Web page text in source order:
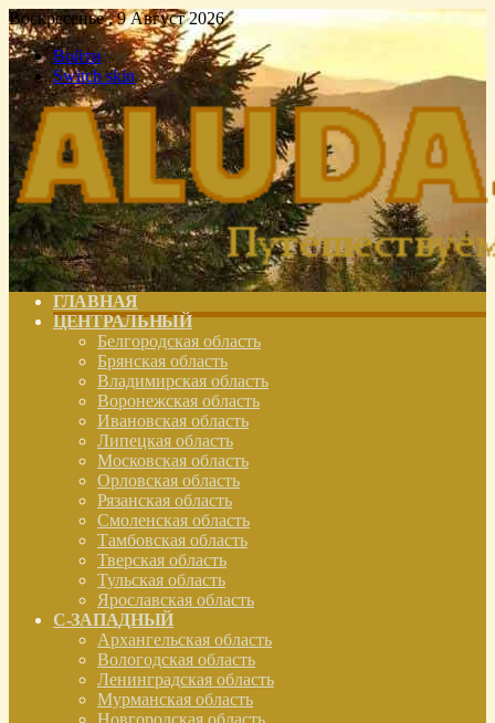
Воскресенье , 9 Август 2026
Войти
Switch skin
ГЛАВНАЯ
ЦЕНТРАЛЬНЫЙ
Белгородская область
Брянская область
Владимирская область
Воронежская область
Ивановская область
Липецкая область
Московская область
Орловская область
Рязанская область
Смоленская область
Тамбовская область
Тверская область
Тульская область
Ярославская область
С-ЗАПАДНЫЙ
Архангельская область
Вологодская область
Ленинградская область
Мурманская область
Новгородская область